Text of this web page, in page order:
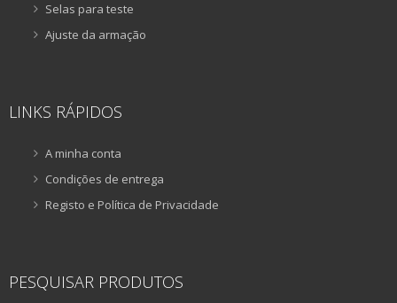
Selas para teste
Ajuste da armação
LINKS RÁPIDOS
A minha conta
Condições de entrega
Registo e Política de Privacidade
PESQUISAR PRODUTOS